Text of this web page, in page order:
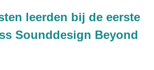
leerden bij de eerste
Sounddesign Beyond